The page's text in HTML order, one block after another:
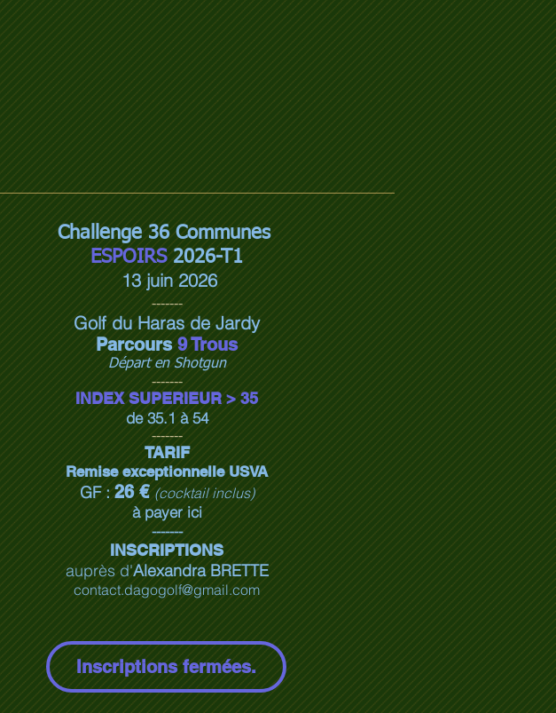
Challenge 36 Communes
ESPOIRS2026-T1
13 juin 2026
-------
Golf du Haras de Jardy
Parcours9 Trous
Départ en Shotgun
-------
INDEX SUPERIEUR > 35
de 35.1 à 54
-------
TARIF
Remise exceptionnelle USVA
GF :26 €(cocktail inclus)
à payer ici
-------
INSCRIPTIONS
auprèsd'Alexandra BRETTE
contact.dagogolf@gmail.com
Inscriptions fermées.